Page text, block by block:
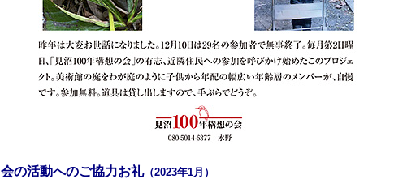
会の活動へのご協力お礼（2023年1月）